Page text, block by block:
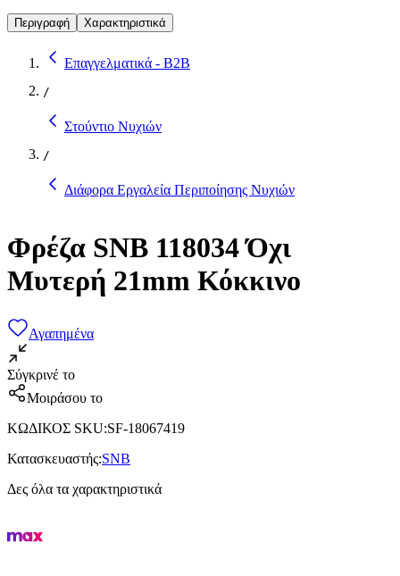
Περιγραφή Χαρακτηριστικά
Επαγγελματικά - B2B
/
Στούντιο Νυχιών
/
Διάφορα Εργαλεία Περιποίησης Νυχιών
Φρέζα SNB 118034 Όχι
Μυτερή 21mm Κόκκινο
Αγαπημένα
Σύγκρινέ το
Μοιράσου το
ΚΩΔΙΚΟΣ SKU:SF-18067419
Κατασκευαστής:SNB
Δες όλα τα χαρακτηριστικά